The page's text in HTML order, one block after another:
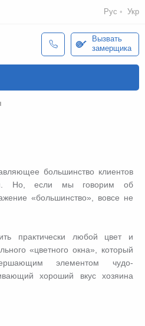
Рус Укр
Вызвать
замерщика
большинство клиентов
Но, если мы говорим об
«большинство», вовсе не
практически любой цвет и
«цветного окна», который
элементом чудо-
хороший вкус хозяина